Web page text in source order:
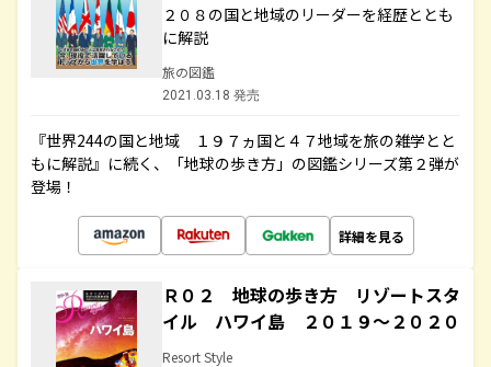
２０８の国と地域のリーダーを経歴ととも
に解説
旅の図鑑
2021.03.18 発売
『世界244の国と地域 １９７ヵ国と４７地域を旅の雑学とと
もに解説』に続く、「地球の歩き方」の図鑑シリーズ第２弾が
登場！
詳細を見る
Ｒ０２ 地球の歩き方 リゾートスタ
イル ハワイ島 ２０１９～２０２０
Resort Style